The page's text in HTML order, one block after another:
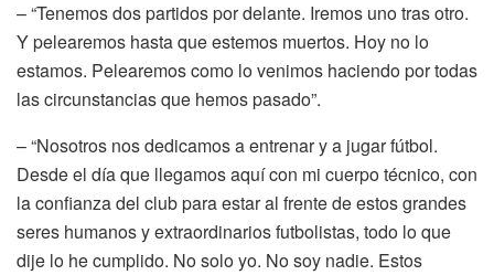
– “Tenemos dos partidos por delante. Iremos uno tras otro.
Y pelearemos hasta que estemos muertos. Hoy no lo
estamos. Pelearemos como lo venimos haciendo por todas
las circunstancias que hemos pasado”.
– “Nosotros nos dedicamos a entrenar y a jugar fútbol.
Desde el día que llegamos aquí con mi cuerpo técnico, con
la confianza del club para estar al frente de estos grandes
seres humanos y extraordinarios futbolistas, todo lo que
dije lo he cumplido. No solo yo. No soy nadie. Estos